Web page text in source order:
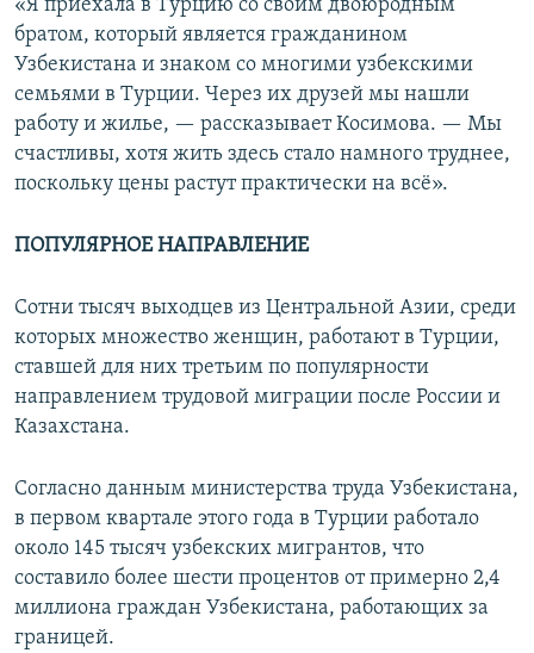
«Я приехала в Турцию со своим двоюродным
братом, который является гражданином
Узбекистана и знаком со многими узбекскими
семьями в Турции. Через их друзей мы нашли
работу и жилье, — рассказывает Косимова. — Мы
счастливы, хотя жить здесь стало намного труднее,
поскольку цены растут практически на всё».
ПОПУЛЯРНОЕ НАПРАВЛЕНИЕ
Сотни тысяч выходцев из Центральной Азии, среди
которых множество женщин, работают в Турции,
ставшей для них третьим по популярности
направлением трудовой миграции после России и
Казахстана.
Согласно данным министерства труда Узбекистана,
в первом квартале этого года в Турции работало
около 145 тысяч узбекских мигрантов, что
составило более шести процентов от примерно 2,4
миллиона граждан Узбекистана, работающих за
границей.